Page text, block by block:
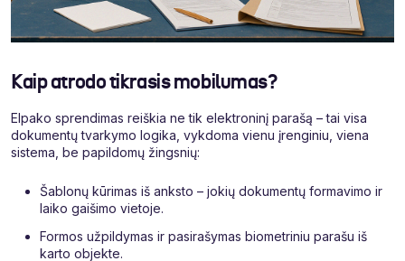
Kaip atrodo tikrasis mobilumas?
Elpako sprendimas reiškia ne tik elektroninį parašą – tai visa
dokumentų tvarkymo logika, vykdoma vienu įrenginiu, viena
sistema, be papildomų žingsnių:
Šablonų kūrimas iš anksto – jokių dokumentų formavimo ir
laiko gaišimo vietoje.
Formos užpildymas ir pasirašymas biometriniu parašu iš
karto objekte.